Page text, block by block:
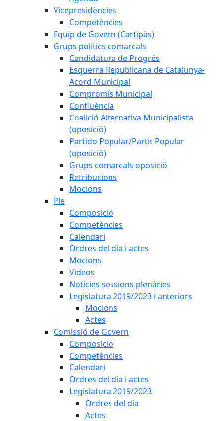
Vicepresidències
Competències
Equip de Govern (Cartipàs)
Grups polítics comarcals
Candidatura de Progrés
Esquerra Republicana de Catalunya-
Acord Municipal
Compromís Municipal
Confluència
Coalició Alternativa Municipalista
(oposició)
Partido Popular/Partit Popular
(oposició)
Grups comarcals oposició
Retribucions
Mocions
Ple
Composició
Competències
Calendari
Ordres del dia i actes
Mocions
Videos
Notícies sessions plenàries
Legislatura 2019/2023 i anteriors
Mocions
Actes
Comissió de Govern
Composició
Competències
Calendari
Ordres del dia i actes
Legislatura 2019/2023
Ordres del dia
Actes